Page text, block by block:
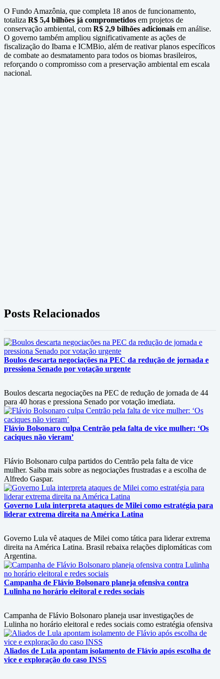
O Fundo Amazônia, que completa 18 anos de funcionamento,
totaliza R$ 5,4 bilhões já comprometidos em projetos de
conservação ambiental, com R$ 2,9 bilhões adicionais em análise.
O governo também ampliou significativamente as ações de
fiscalização do Ibama e ICMBio, além de reativar planos específicos
de combate ao desmatamento para todos os biomas brasileiros,
reforçando o compromisso com a preservação ambiental em escala
nacional.
Posts Relacionados
Boulos descarta negociações na PEC da redução de jornada e
pressiona Senado por votação urgente
Boulos descarta negociações na PEC de redução de jornada de 44
para 40 horas e pressiona Senado por votação imediata.
Flávio Bolsonaro culpa Centrão pela falta de vice mulher: ‘Os
caciques não vieram’
Flávio Bolsonaro culpa partidos do Centrão pela falta de vice
mulher. Saiba mais sobre as negociações frustradas e a escolha de
Alfredo Gaspar.
Governo Lula interpreta ataques de Milei como estratégia para
liderar extrema direita na América Latina
Governo Lula vê ataques de Milei como tática para liderar extrema
direita na América Latina. Brasil rebaixa relações diplomáticas com
Argentina.
Campanha de Flávio Bolsonaro planeja ofensiva contra
Lulinha no horário eleitoral e redes sociais
Campanha de Flávio Bolsonaro planeja usar investigações de
Lulinha no horário eleitoral e redes sociais como estratégia ofensiva
Aliados de Lula apontam isolamento de Flávio após escolha de
vice e exploração do caso INSS